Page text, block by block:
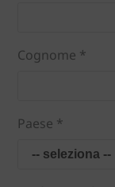
Cognome *
Paese *
-- seleziona --